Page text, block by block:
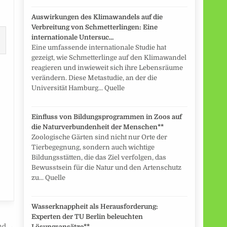
Auswirkungen des Klimawandels auf die
Verbreitung von Schmetterlingen: Eine
internationale Untersuc…
Eine umfassende internationale Studie hat
gezeigt, wie Schmetterlinge auf den Klimawandel
reagieren und inwieweit sich ihre Lebensräume
verändern. Diese Metastudie, an der die
Universität Hamburg... Quelle
Einfluss von Bildungsprogrammen in Zoos auf
die Naturverbundenheit der Menschen**
Zoologische Gärten sind nicht nur Orte der
Tierbegegnung, sondern auch wichtige
Bildungsstätten, die das Ziel verfolgen, das
Bewusstsein für die Natur und den Artenschutz
zu... Quelle
Wasserknappheit als Herausforderung:
Experten der TU Berlin beleuchten